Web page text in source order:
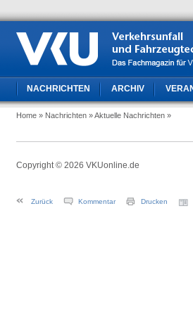
NACHRICHTEN ARCHIV
Home » Nachrichten » Aktuelle Nachrichten »
Copyright © 2026 VKUonline.de
Zurück Kommentar Drucken